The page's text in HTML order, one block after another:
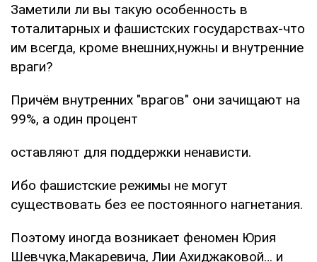
Заметили ли вы такую особенность в
тоталитарных и фашистских государствах-что
им всегда, кроме внешних,нужны и внутренние
враги?
Причём внутренних "врагов" они зачищают на
99%, а один процент
оставляют для поддержки ненависти.
Ибо фашистские режимы не могут
существовать без ее постоянного нагнетания.
Поэтому иногда возникает феномен Юрия
Шевчука,Макаревича, Лии Ахиджаковой… и